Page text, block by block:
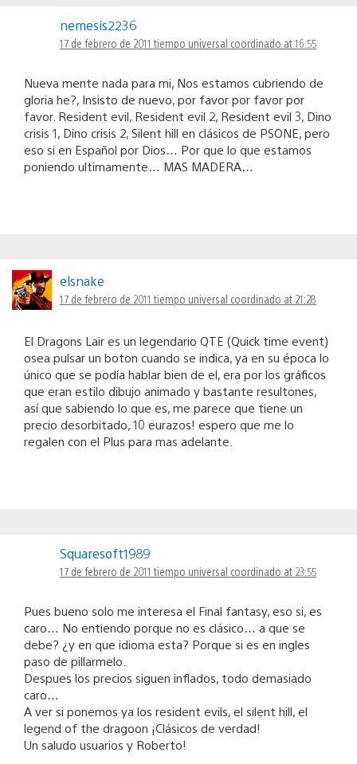
nemesis2236
17 de febrero de 2011 tiempo universal coordinado at 16:55
Nueva mente nada para mi, Nos estamos cubriendo de
gloria he?, Insisto de nuevo, por favor por favor por
favor. Resident evil, Resident evil 2, Resident evil 3, Dino
crisis 1, Dino crisis 2, Silent hill en clásicos de PSONE, pero
eso si en Español por Dios… Por que lo que estamos
poniendo ultimamente… MAS MADERA…
elsnake
17 de febrero de 2011 tiempo universal coordinado at 21:28
El Dragons Lair es un legendario QTE (Quick time event)
osea pulsar un boton cuando se indica, ya en su época lo
único que se podía hablar bien de el, era por los gráficos
que eran estilo dibujo animado y bastante resultones,
así que sabiendo lo que es, me parece que tiene un
precio desorbitado, 10 eurazos! espero que me lo
regalen con el Plus para mas adelante.
Squaresoft1989
17 de febrero de 2011 tiempo universal coordinado at 23:55
Pues bueno solo me interesa el Final fantasy, eso si, es
caro… No entiendo porque no es clásico… a que se
debe? ¿y en que idioma esta? Porque si es en ingles
paso de pillarmelo.
Despues los precios siguen inflados, todo demasiado
caro…
A ver si ponemos ya los resident evils, el silent hill, el
legend of the dragoon ¡Clásicos de verdad!
Un saludo usuarios y Roberto!